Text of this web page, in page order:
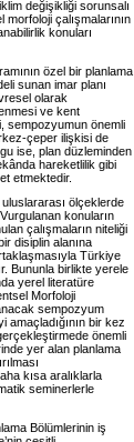
değişikliği sorunsalı
çalışmalarının
konuları
özel bir planlama
sunan imar planı
olarak
ve kent
sempozyumun önemli
çeper ilişkisi de
ise, plan düzleminden
hareketlilik gibi
etmektedir.
ölçeklerde
konuların
çalışmaların niteliği
disiplin alanına
Türkiye
Bununla birlikte yerele
yerel literatüre
Morfoloji
sempozyum
amaçladığının bir kez
önemli
yer alan planlama
kısa aralıklarla
seminerlerle
Bölümlerinin iş